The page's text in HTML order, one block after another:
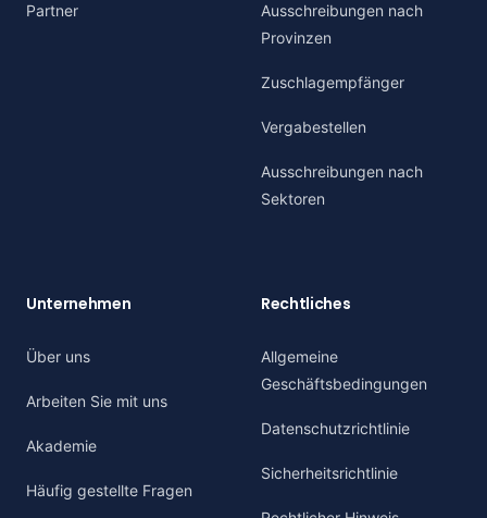
Partner
Ausschreibungen nach
Provinzen
Zuschlagempfänger
Vergabestellen
Ausschreibungen nach
Sektoren
Unternehmen
Über uns
Arbeiten Sie mit uns
Akademie
Häufig gestellte Fragen
Rechtliches
Allgemeine
Geschäftsbedingungen
Datenschutzrichtlinie
Sicherheitsrichtlinie